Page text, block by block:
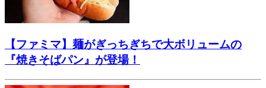
【ファミマ】麺がぎっちぎちで大ボリュームの
『焼きそばパン』が登場！